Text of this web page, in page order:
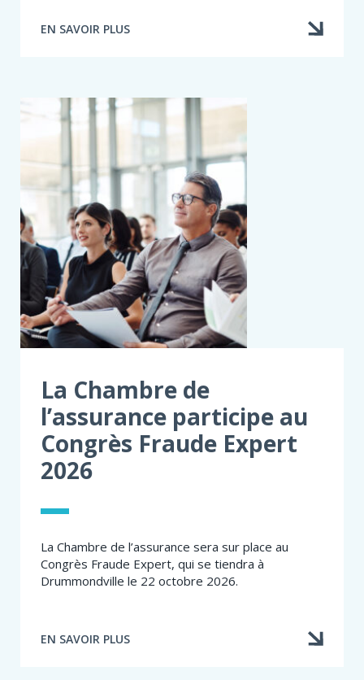
EN SAVOIR PLUS
À
PROPORTIONNELLE
POUR
COMPRENDRE
SON
FONCTIONNEMENT
L’EXPLIQUER
AUX
CLIENTS
La Chambre de
l’assurance participe au
Congrès Fraude Expert
2026
La Chambre de l’assurance sera sur place au
Congrès Fraude Expert, qui se tiendra à
Drummondville le 22 octobre 2026.
EN SAVOIR PLUS
À